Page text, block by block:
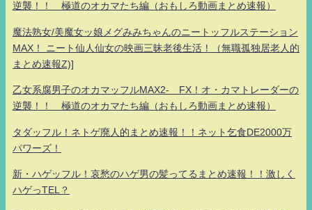
逆襲！！ 極道のオカマたち編（おもしろ動画まとめ速報）
魔法熟女/美魔女ッ娘メグみみちゃんのニートッフルステーション
MAX！ ニート仙人仙女の映画三昧老後生活！（無職孤独居老人的
まとめ速報Z)]
乙女系腐男子のオカマッフルMAX2- FX！オ・カマトレーダーの
逆襲！！ 極道のオカマたち編（おもしろ動画まとめ速報）
タダッフル！ネトゲ廃人的まとめ速報！！ネット乞食DE2000万
パワーズ！
新・ハゲッフル！哀愁のハゲ男の髪ってるまとめ速報！！激しく
ハゲっTEL？